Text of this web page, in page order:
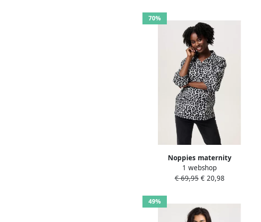
70%
Noppies maternity
zwangerschaps blousetop met
panterprint grijs
1 webshop
€ 69,95€ 20,98
49%